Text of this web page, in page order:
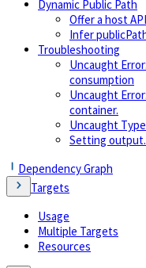
Dynamic Public Path
Offer a host
Infer
Troubleshooting
Uncaught
consumption
Uncaught
container.
Uncaught
Setting
Dependency Graph
Targets
Usage
Multiple Targets
Resources